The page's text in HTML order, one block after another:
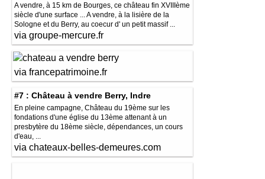
A vendre, à 15 km de Bourges, ce château fin XVIIIème
siècle d'une surface ... A vendre, à la lisière de la
Sologne et du Berry, au coecur d' un petit massif ...
via groupe-mercure.fr
via francepatrimoine.fr
#7 : Château à vendre Berry, Indre
En pleine campagne, Château du 19ème sur les
fondations d'une église du 13ème attenant à un
presbytère du 18ème siècle, dépendances, un cours
d'eau, ...
via chateaux-belles-demeures.com